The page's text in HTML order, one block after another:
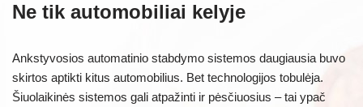
Ne tik automobiliai kelyje
Ankstyvosios automatinio stabdymo sistemos daugiausia buvo
skirtos aptikti kitus automobilius. Bet technologijos tobulėja.
Šiuolaikinės sistemos gali atpažinti ir pėsčiuosius – tai ypač